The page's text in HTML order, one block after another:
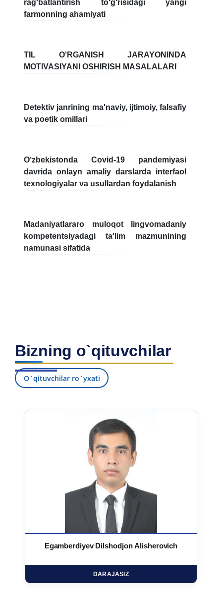
rag‘batlantirish to‘g‘risidagi yangi
farmonning ahamiyati
TIL O'RGANISH JARAYONINDA
MOTIVASIYANI OSHIRISH MASALALARI
Detektiv janrining ma'naviy, ijtimoiy, falsafiy
va poetik omillari
O‘zbekistonda Covid-19 pandemiyasi
davrida onlayn amaliy darslarda interfaol
texnologiyalar va usullardan foydalanish
Madaniyatlararo muloqot lingvomadaniy
kompetentsiyadagi ta'lim mazmunining
namunasi sifatida
Bizning o`qituvchilar
O`qituvchilar ro`yxati
Egamberdiyev Dilshodjon Alisherovich
DARAJASIZ
7. Call-center (4)